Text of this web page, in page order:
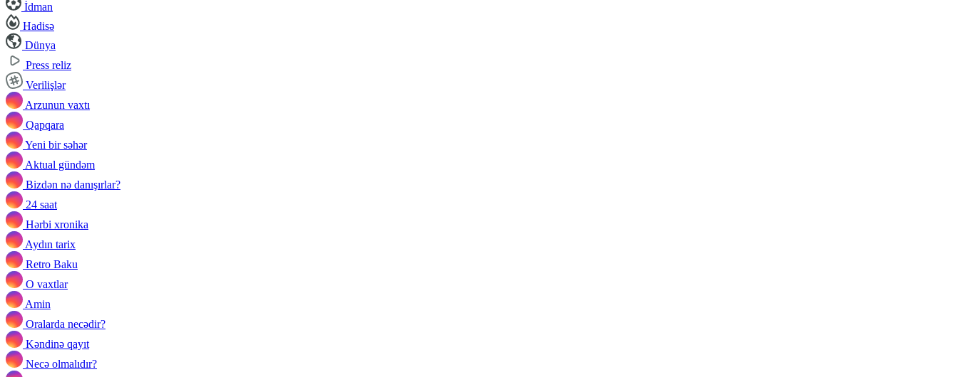
İdman
Hadisə
Dünya
Press reliz
Verilişlər
Arzunun vaxtı
Qapqara
Yeni bir səhər
Aktual gündəm
Bizdən nə danışırlar?
24 saat
Hərbi xronika
Aydın tarix
Retro Baku
O vaxtlar
Amin
Oralarda necədir?
Kəndinə qayıt
Necə olmalıdır?